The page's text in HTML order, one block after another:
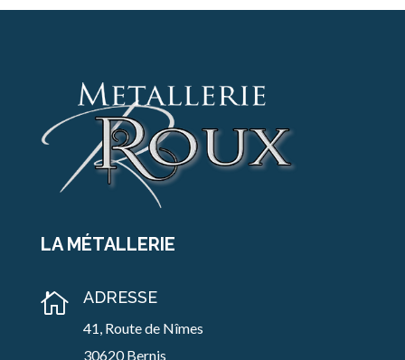
LA MÉTALLERIE
 ADRESSE
41, Route de Nîmes
30620 Bernis